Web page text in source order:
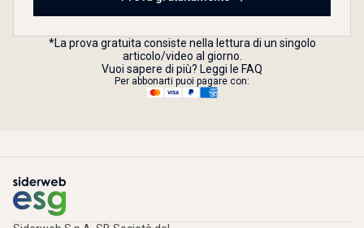
*La prova gratuita consiste nella lettura di un singolo
articolo/video al giorno.
Vuoi sapere di più? Leggi le FAQ
Per abbonarti puoi pagare con: